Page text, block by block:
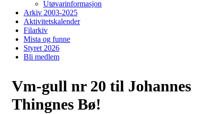
Utøvarinformasjon
Arkiv 2003-2025
Aktivitetskalender
Filarkiv
Mista og funne
Styret 2026
Bli medlem
Vm-gull nr 20 til Johannes
Thingnes Bø!